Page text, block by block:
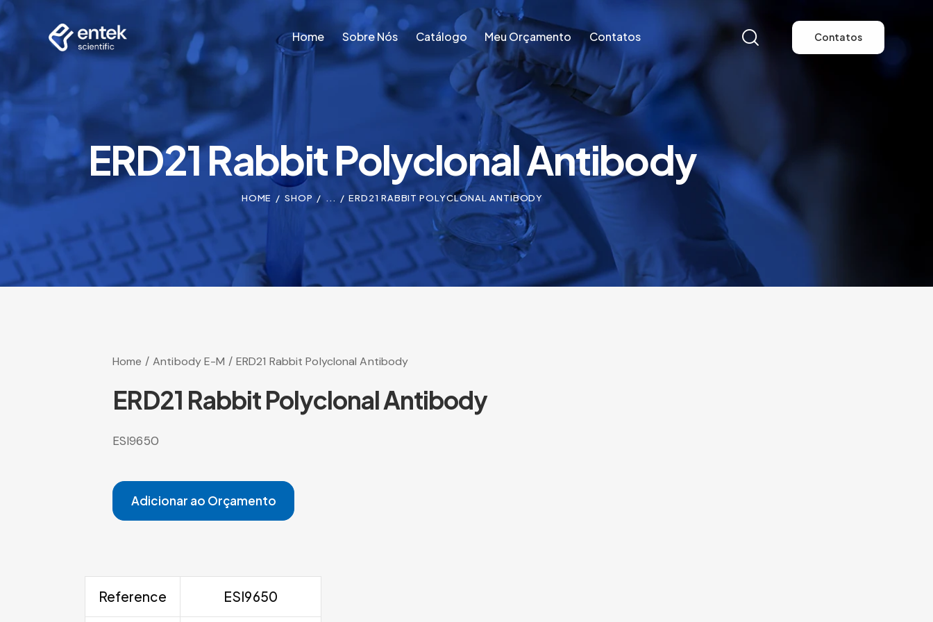
Home Sobre Nós Catálogo Meu Orçamento Contatos Contatos
Sobre Nós Catálogo Meu Orçamento Contatos
ERD21 Rabbit Polyclonal Antibody
HOME SHOP ... ERD21 RABBIT POLYCLONAL ANTIBODY
Home Antibody E-M ERD21 Rabbit Polyclonal Antibody
ERD21 Rabbit Polyclonal Antibody
ESI9650
Adicionar ao Orçamento
Reference ESI9650